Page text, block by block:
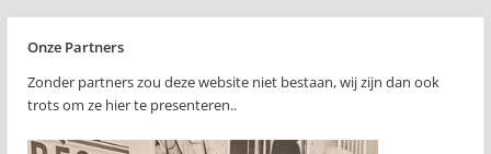
Onze Partners
Zonder partners zou deze website niet bestaan, wij zijn dan ook
trots om ze hier te presenteren..